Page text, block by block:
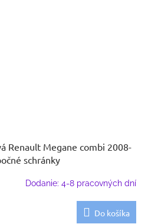
Renault Megane combi 2008-
schránky
Dodanie: 4-8 pracovných dní
Do košíka